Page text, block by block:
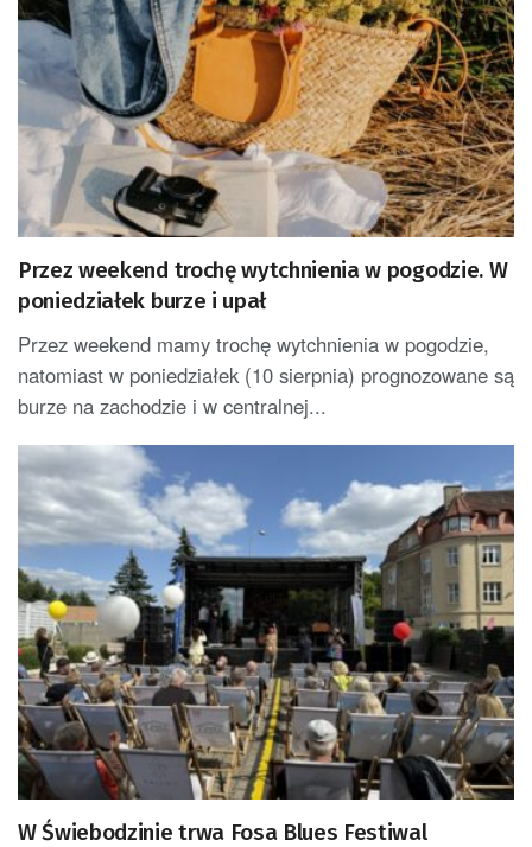
Przez weekend trochę wytchnienia w pogodzie. W
poniedziałek burze i upał
Przez weekend mamy trochę wytchnienia w pogodzie,
natomiast w poniedziałek (10 sierpnia) prognozowane są
burze na zachodzie i w centralnej...
W Świebodzinie trwa Fosa Blues Festiwal